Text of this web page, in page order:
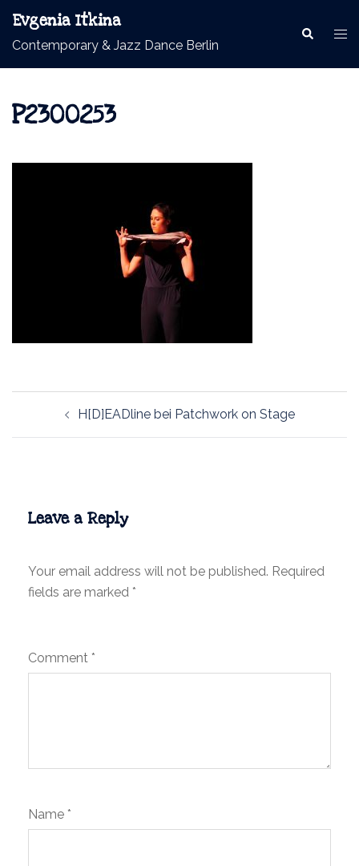
content
Evgenia Itkina
Contemporary & Jazz Dance Berlin
P2300253
navigationH[D]EADline bei Patchwork on Stage
Leave a Reply
Your email address will not be published. Required
fields are marked *
Comment *
Name *